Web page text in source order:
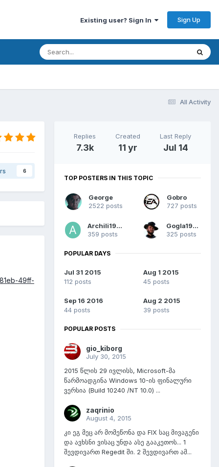
Existing user? Sign In Sign Up
All Activity
6
49ff-
Replies
7.3k
Created
11 yr
Last Reply
Jul 14
TOP POSTERS IN THIS TOPIC
George
2522 posts
Gobro
727 posts
Archili1997
359 posts
Gogla1990
325 posts
POPULAR DAYS
Jul 31 2015
112 posts
Aug 1 2015
45 posts
Sep 16 2016
44 posts
Aug 2 2015
39 posts
POPULAR POSTS
gio_kiborg
July 30, 2015
2015 წლის 29 ივლისს, Microsoft-მა
წარმოადგინა Windows 10-ის ფინალური
ვერსია (Build 10240 /NT 10.0) ...
zaqrinio
August 4, 2015
კი ეგ მეც არ მომეწონა და FIX საც მივაგენი
და ავხსნი ვისაც უნდა ასე გააკეთოს... 1
შევდივართ Regedit ში. 2 შევდივართ ამ...